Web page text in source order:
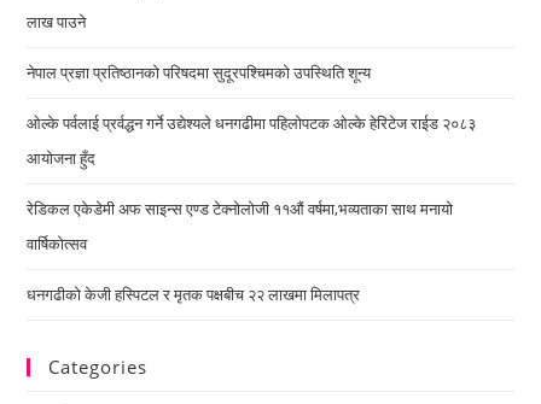
लाख पाउने
नेपाल प्रज्ञा प्रतिष्ठानको परिषदमा सुदूरपश्चिमको उपस्थिति शून्य
ओल्के पर्वलाई प्रर्वद्धन गर्ने उद्येश्यले धनगढीमा पहिलोपटक ओल्के हेरिटेज राईड २०८३
आयोजना हुँद
रेडिकल एकेडेमी अफ साइन्स एण्ड टेक्नोलोजी ११औं वर्षमा,भव्यताका साथ मनायो
वार्षिकोत्सव
धनगढीको केजी हस्पिटल र मृतक पक्षबीच २२ लाखमा मिलापत्र
Categories